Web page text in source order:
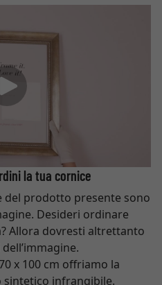
la tua cornice
del prodotto presente sono
Desideri ordinare
Allora dovresti altrettanto
x 100 cm offriamo la
sintetico infrangibile.